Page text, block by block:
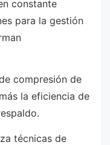
constante
para la gestión
compresión de
la eficiencia de
técnicas de